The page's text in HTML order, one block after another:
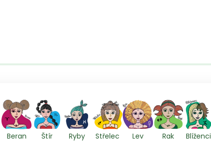
Beran Štír Ryby Střelec Lev Rak Blíženci